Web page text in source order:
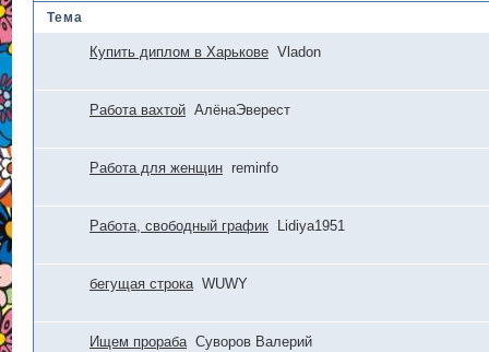
Тема
Купить диплом в Харькове Vladon
Работа вахтой АлёнаЭверест
Работа для женщин reminfo
Работа, свободный график Lidiya1951
бегущая строка WUWY
Ищем прораба Суворов Валерий